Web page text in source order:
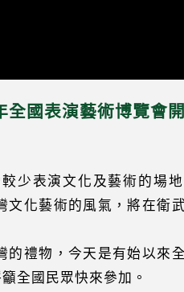
全國表演藝術博覽會
少表演文化及藝術的場
化藝術的風氣，將在衛
禮物，今天是有始以來
全國民眾快來參加。